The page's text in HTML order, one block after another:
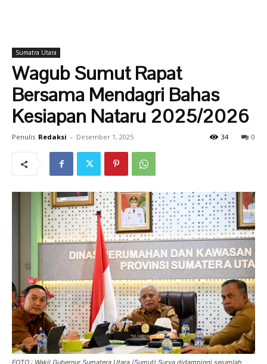
Sumatra Utara
Wagub Sumut Rapat
Bersama Mendagri Bahas
Kesiapan Nataru 2025/2026
Penulis Redaksi - Desember 1, 2025 0
34